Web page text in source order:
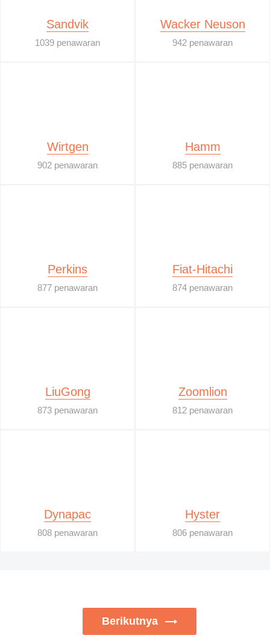
Sandvik
1039 penawaran
Wacker Neuson
942 penawaran
Wirtgen
902 penawaran
Hamm
885 penawaran
Perkins
877 penawaran
Fiat-Hitachi
874 penawaran
LiuGong
873 penawaran
Zoomlion
812 penawaran
Dynapac
808 penawaran
Hyster
806 penawaran
Berikutnya